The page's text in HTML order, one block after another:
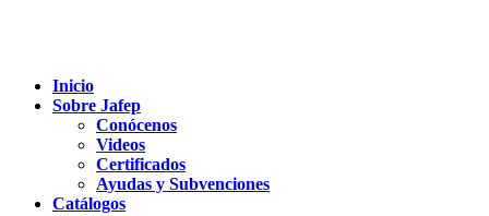
Inicio
Sobre Jafep
Conócenos
Videos
Certificados
Ayudas y Subvenciones
Catálogos